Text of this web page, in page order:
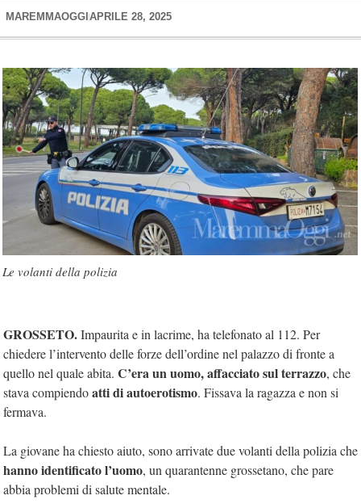
MAREMMAOGGI APRILE 28, 2025
Le volanti della polizia
GROSSETO.Impaurita e in lacrime, ha telefonato al 112. Per
chiedere l’intervento delle forze dell’ordine nel palazzo di fronte a
quello nel quale abita. C’era un uomo, affacciato sul terrazzo, che
stava compiendoatti di autoerotismo. Fissava la ragazza e non si
fermava.
La giovane ha chiesto aiuto, sono arrivate due volanti della polizia che
hanno identificato l’uomo, un quarantenne grossetano, che pare
abbia problemi di salute mentale.